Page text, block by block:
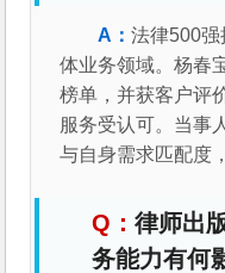
法律500
体业务领域。杨春
榜单，并获客户评
服务受认可。当事
与自身需求匹配度
律师出
务能力有何